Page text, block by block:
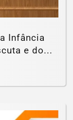
Infância
e do...